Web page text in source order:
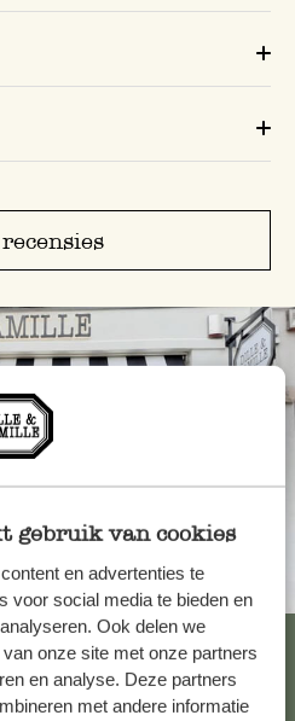
gebruik van cookies
en advertenties te
voor social media te bieden en
Ook delen we
onze site met onze partners
en analyse. Deze partners
met andere informatie